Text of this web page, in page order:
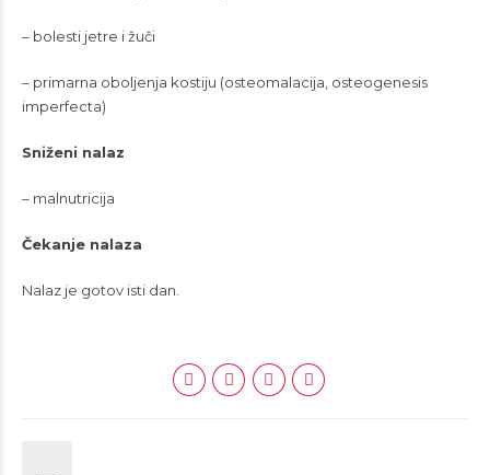
– bolesti jetre i žuči
– primarna oboljenja kostiju (osteomalacija, osteogenesis
imperfecta)
Sniženi nalaz
– malnutricija
Čekanje nalaza
Nalaz je gotov isti dan.